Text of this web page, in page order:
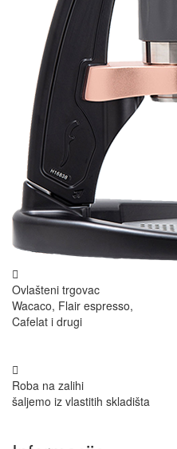
Ovlašteni trgovac
Wacaco, Flair espresso,
Cafelat i drugi
Roba na zalihi
šaljemo iz vlastitih skladišta